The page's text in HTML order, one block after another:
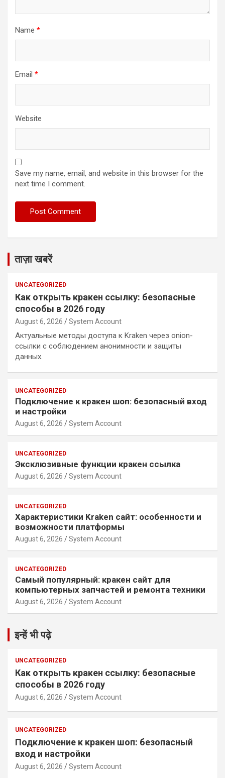
Name *
Email *
Website
Save my name, email, and website in this browser for the
next time I comment.
ताज़ा खबरें
UNCATEGORIZED
Как открыть кракен ссылку: безопасные
способы в 2026 году
August 6, 2026 System Account
Актуальные методы доступа к Kraken через onion-
ссылки с соблюдением анонимности и защиты
данных.
UNCATEGORIZED
Подключение к кракен шоп: безопасный вход
и настройки
August 6, 2026 System Account
UNCATEGORIZED
Эксклюзивные функции кракен ссылка
August 6, 2026 System Account
UNCATEGORIZED
Характеристики Kraken сайт: особенности и
возможности платформы
August 6, 2026 System Account
UNCATEGORIZED
Самый популярный: кракен сайт для
компьютерных запчастей и ремонта техники
August 6, 2026 System Account
इन्हें भी पढ़े
UNCATEGORIZED
Как открыть кракен ссылку: безопасные
способы в 2026 году
August 6, 2026 System Account
UNCATEGORIZED
Подключение к кракен шоп: безопасный
вход и настройки
August 6, 2026 System Account